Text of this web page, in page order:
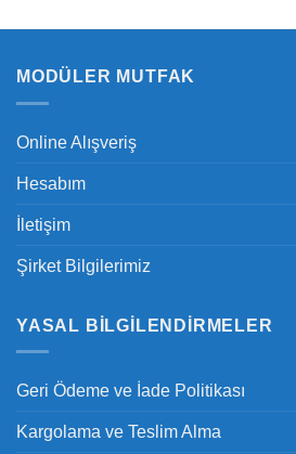
MODÜLER MUTFAK
Online Alışveriş
Hesabım
İletişim
Şirket Bilgilerimiz
YASAL BILGILENDIRMELER
Geri Ödeme ve İade Politikası
Kargolama ve Teslim Alma